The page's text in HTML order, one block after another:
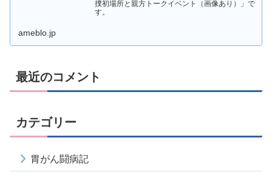
撲初場所と親方トークイベント（画像あり）」で
す。
ameblo.jp
最近のコメント
カテゴリー
胃がん闘病記